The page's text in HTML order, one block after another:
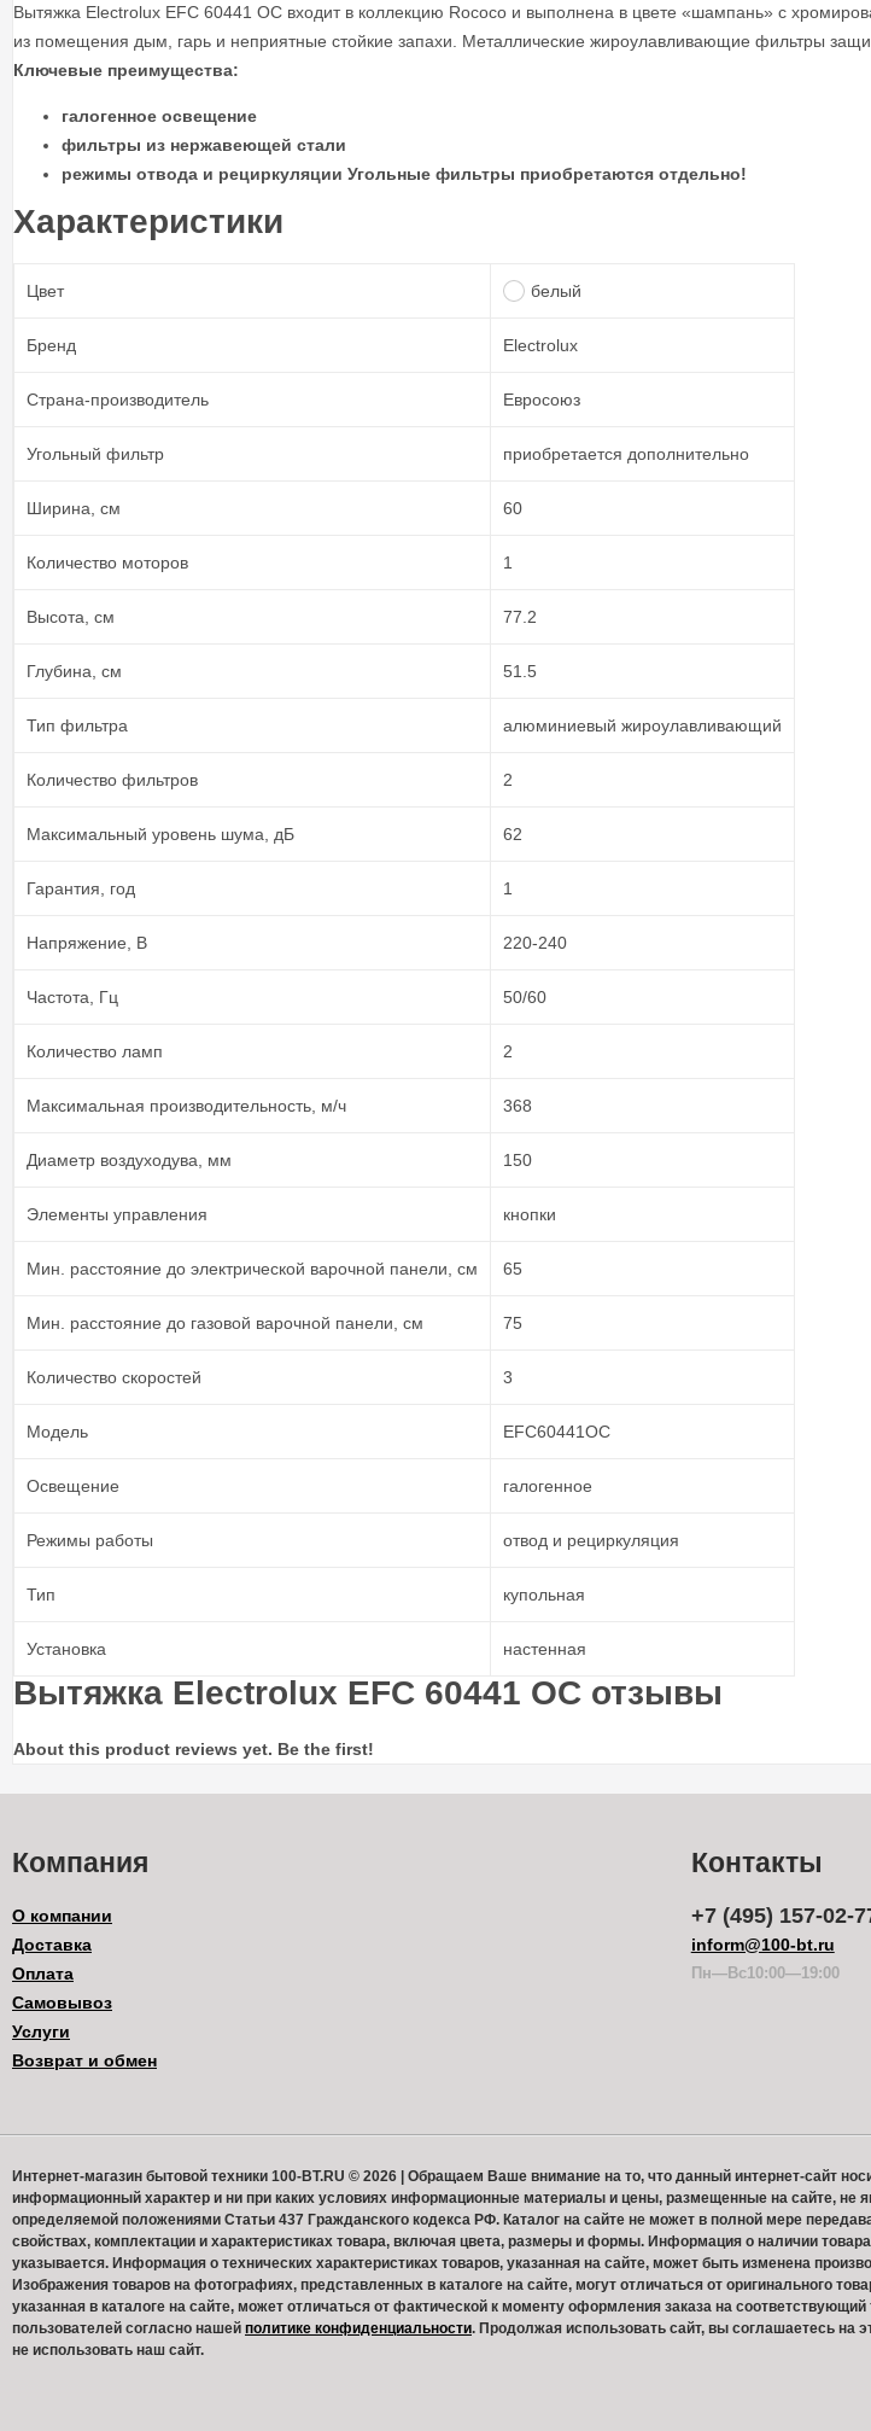
Вытяжка Electrolux EFC 60441 OC входит в коллекцию Rococo и выполнена в цвете «шампань» с
из помещения дым, гарь и неприятные стойкие запахи. Металлические жироулавливающие фильтры
Ключевые преимущества:
галогенное освещение
фильтры из нержавеющей стали
режимы отвода и рециркуляции Угольные фильтры приобретаются отдельно!
Характеристики
Цвет белый
Бренд Electrolux
Страна-производитель Евросоюз
Угольный фильтр приобретается дополнительно
Ширина, см 60
Количество моторов 1
Высота, см 77.2
Глубина, см 51.5
Тип фильтра алюминиевый жироулавливающий
Количество фильтров 2
Максимальный уровень шума, дБ 62
Гарантия, год 1
Напряжение, В 220-240
Частота, Гц 50/60
Количество ламп 2
Максимальная производительность, м/ч 368
Диаметр воздуходува, мм 150
Элементы управления кнопки
Мин. расстояние до электрической варочной панели, см 65
Мин. расстояние до газовой варочной панели, см 75
Количество скоростей 3
Модель EFC60441OC
Освещение галогенное
Режимы работы отвод и рециркуляция
Тип купольная
Установка настенная
Вытяжка Electrolux EFC 60441 OC отзывы
About this product reviews yet. Be the first!
Компания
О компании
Доставка
Оплата
Самовывоз
Услуги
Возврат и обмен
Контакты
+7 (495) 157-02-
inform@100-bt.ru
Пн—Вс10:00—19:00
Интернет-магазин бытовой техники 100-BT.RU © 2026 | Обращаем Ваше внимание на то, что данный интернет-сайт
информационный характер и ни при каких условиях информационные материалы и цены, размещенные на сайте, не
определяемой положениями Статьи 437 Гражданского кодекса РФ. Каталог на сайте не может в полной мере
свойствах, комплектации и характеристиках товара, включая цвета, размеры и формы. Информация о наличии
указывается. Информация о технических характеристиках товаров, указанная на сайте, может быть изменена
Изображения товаров на фотографиях, представленных в каталоге на сайте, могут отличаться от оригинального
указанная в каталоге на сайте, может отличаться от фактической к моменту оформления заказа на
пользователей согласно нашей политике конфиденциальности. Продолжая использовать сайт, вы соглашаетесь на
не использовать наш сайт.